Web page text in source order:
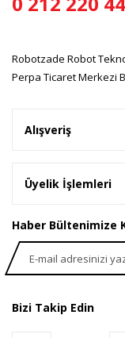
Robotzade Robot
Perpa Ticaret Merkezi B
Alışveriş
Üyelik İşlemleri
Haber Bültenimize
Bizi Takip Edin